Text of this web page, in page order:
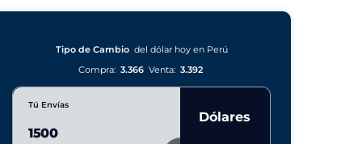
Tipo de Cambio del dólar hoy en Perú
Compra: 3.366 Venta: 3.392
Tú Envías
Dólares